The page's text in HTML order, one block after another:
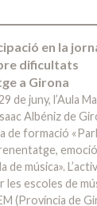
en la
dificultats
a Girona
de juny, l’Aula
Albéniz de
de formació
de música».
les escoles de
(Província de